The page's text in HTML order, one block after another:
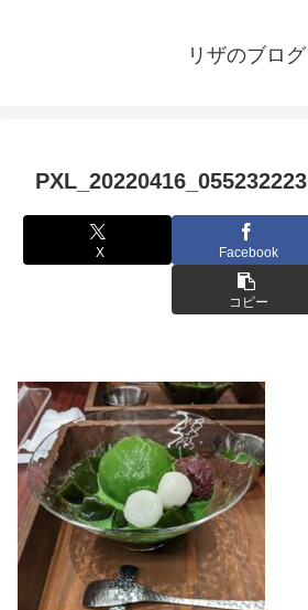
リザのブログ
PXL_20220416_055232223
X Facebook
コピー